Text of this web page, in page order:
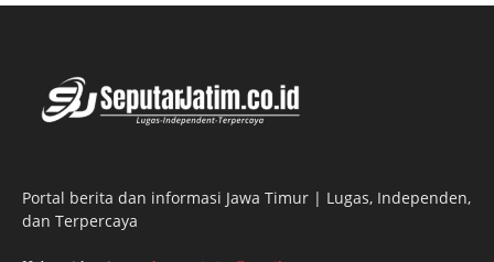
Portal berita dan informasi Jawa Timur | Lugas, Independen,
dan Terpercaya